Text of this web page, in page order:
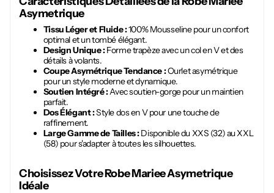
Asymetrique
Tissu Léger et Fluide :100% Mousseline pour un confort
optimal et un tombé élégant.
Design Unique :Forme trapèze avec un col en V et des
détails à volants.
Coupe Asymétrique Tendance :Ourlet asymétrique
pour un style moderne et dynamique.
Soutien Intégré :Avec soutien-gorge pour un maintien
parfait.
Dos Élégant :Style dos en V pour une touche de
raffinement.
Large Gamme de Tailles :Disponible du XXS (32) au XXL
(58) pour s'adapter à toutes les silhouettes.
Choisissez VotreRobe Mariee Asymetrique
Idéale